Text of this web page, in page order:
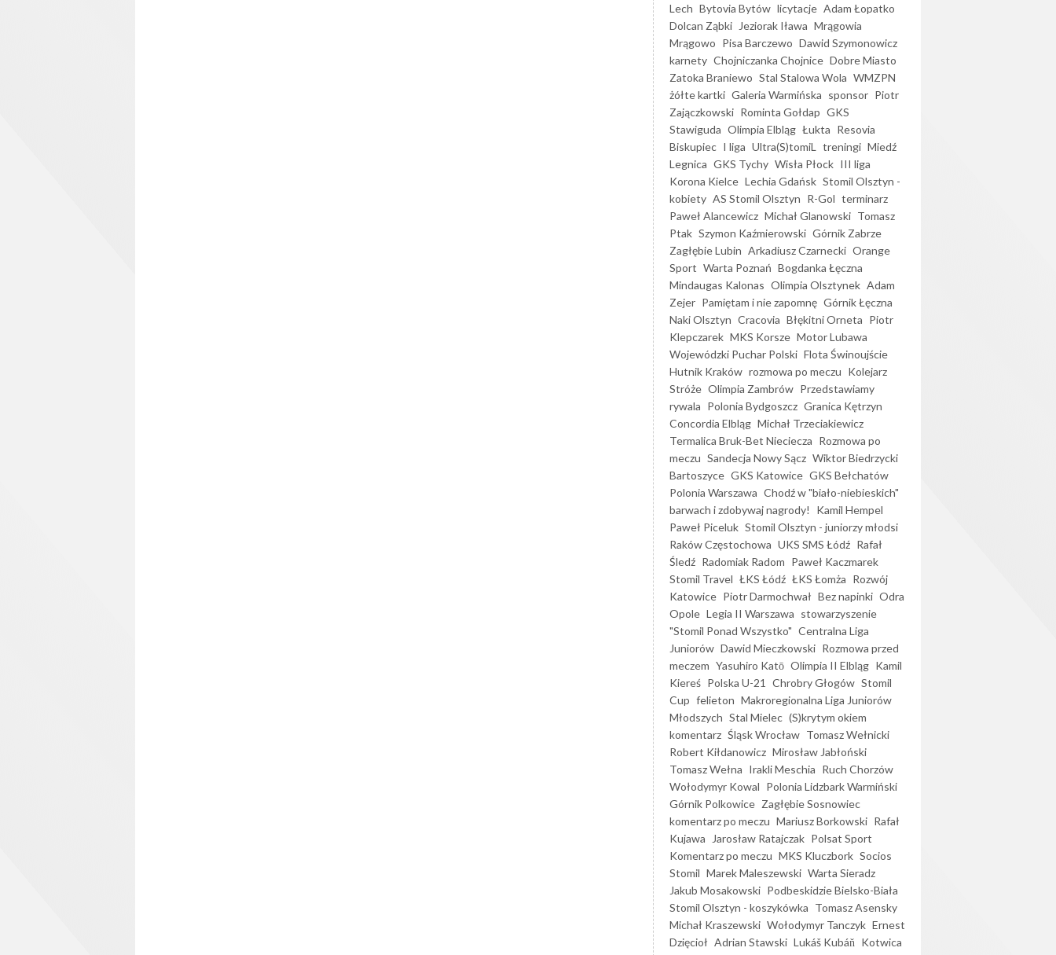
Lech Bytovia Bytów licytacje Adam Łopatko
Dolcan Ząbki
Jeziorak Iława Mrągowia
Mrągowo Pisa Barczewo Dawid Szymonowicz
karnety Chojniczanka Chojnice Dobre Miasto
Zatoka Braniewo Stal Stalowa Wola WMZPN
żółte kartki Galeria Warmińska sponsor Piotr
Zajączkowski Rominta Gołdap GKS
Stawiguda Olimpia Elbląg Łukta Resovia
Biskupiec I liga Ultra(S)tomiL treningi Miedź
Legnica GKS Tychy Wisła Płock III liga
Korona Kielce Lechia Gdańsk Stomil Olsztyn -
kobiety AS Stomil Olsztyn R-Gol terminarz
Paweł Alancewicz Michał Glanowski Tomasz
Ptak Szymon Kaźmierowski Górnik Zabrze
Zagłębie Lubin Arkadiusz Czarnecki Orange
Sport Warta Poznań Bogdanka Łęczna
Mindaugas Kalonas Olimpia Olsztynek Adam
Zejer Pamiętam i nie zapomnę Górnik Łęczna
Naki Olsztyn Cracovia Błękitni Orneta Piotr
Klepczarek MKS Korsze Motor Lubawa
Wojewódzki Puchar Polski Flota Świnoujście
Hutnik Kraków rozmowa po meczu Kolejarz
Stróże Olimpia Zambrów Przedstawiamy
rywala Polonia Bydgoszcz Granica Kętrzyn
Concordia Elbląg Michał Trzeciakiewicz
Termalica Bruk-Bet Nieciecza Rozmowa po
meczu Sandecja Nowy Sącz Wiktor Biedrzycki
Bartoszyce GKS Katowice GKS Bełchatów
Polonia Warszawa Chodź w "biało-niebieskich"
barwach i zdobywaj nagrody!
Kamil Hempel
Paweł Piceluk Stomil Olsztyn - juniorzy młodsi
Raków Częstochowa UKS SMS Łódź Rafał
Śledź Radomiak Radom Paweł Kaczmarek
Stomil Travel ŁKS Łódź ŁKS Łomża Rozwój
Katowice Piotr Darmochwał Bez napinki Odra
Opole Legia II Warszawa stowarzyszenie
"Stomil Ponad Wszystko" Centralna Liga
Juniorów Dawid Mieczkowski Rozmowa przed
meczem Yasuhiro Katō Olimpia II Elbląg Kamil
Kiereś Polska U-21 Chrobry Głogów Stomil
Cup felieton Makroregionalna Liga Juniorów
Młodszych Stal Mielec (S)krytym okiem
komentarz Śląsk Wrocław Tomasz Wełnicki
Robert Kiłdanowicz Mirosław Jabłoński
Tomasz Wełna Irakli Meschia Ruch Chorzów
Wołodymyr Kowal Polonia Lidzbark Warmiński
Górnik Polkowice Zagłębie Sosnowiec
komentarz po meczu Mariusz Borkowski Rafał
Kujawa
Jarosław Ratajczak Polsat Sport
Komentarz po meczu MKS Kluczbork Socios
Stomil Marek Maleszewski Warta Sieradz
Jakub Mosakowski Podbeskidzie Bielsko-Biała
Stomil Olsztyn - koszykówka Tomasz Asensky
Michał Kraszewski Wołodymyr Tanczyk Ernest
Dzięcioł Adrian Stawski Lukáš Kubáň Kotwica